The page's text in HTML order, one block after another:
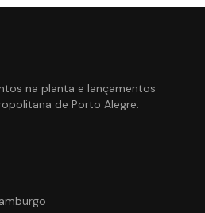
na planta e lançamentos
de Porto Alegre.